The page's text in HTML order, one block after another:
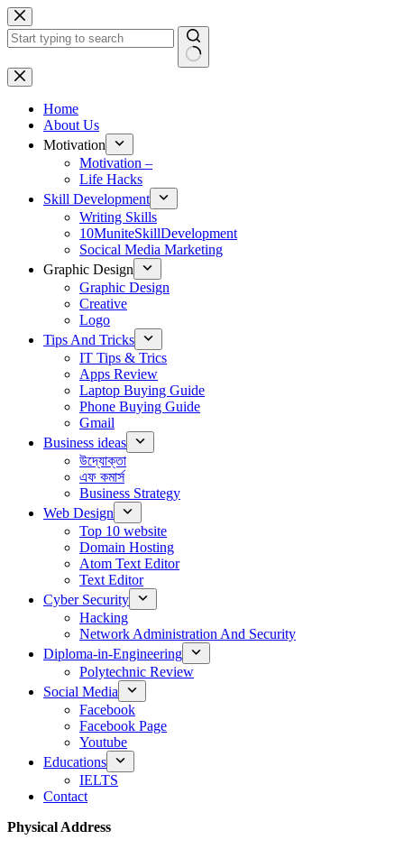
Skip
to
content
No
results
Home
About Us
Motivation
Motivation –
Life Hacks
Skill Development
Writing Skills
10MuniteSkillDevelopment
Socical Media Marketing
Graphic Design
Graphic Design
Creative
Logo
Tips And Tricks
IT Tips & Trics
Apps Review
Laptop Buying Guide
Phone Buying Guide
Gmail
Business ideas
উদ্যোক্তা
এফ কমার্স
Business Strategy
Web Design
Top 10 website
Domain Hosting
Atom Text Editor
Text Editor
Cyber Security
Hacking
Network Administration And Security
Diploma-in-Engineering
Polytechnic Review
Social Media
Facebook
Facebook Page
Youtube
Educations
IELTS
Contact
Physical Address